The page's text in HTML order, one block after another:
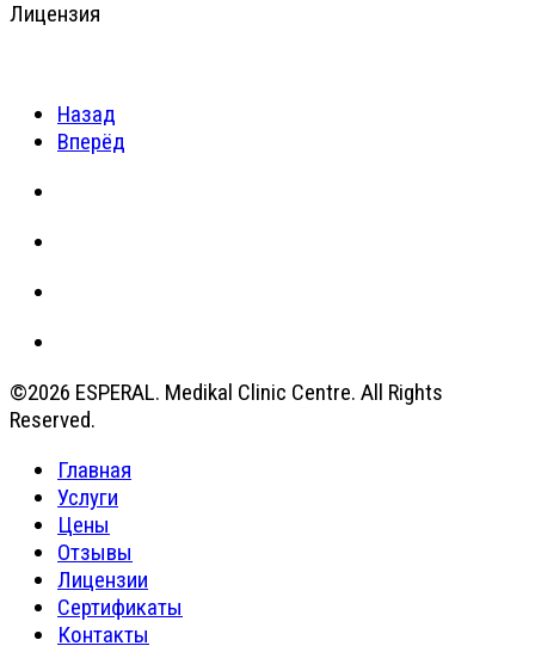
Лицензия
Назад
Вперёд
©2026 ESPERAL. Medikal Clinic Centre. All Rights
Reserved.
Главная
Услуги
Цены
Отзывы
Лицензии
Сертификаты
Контакты